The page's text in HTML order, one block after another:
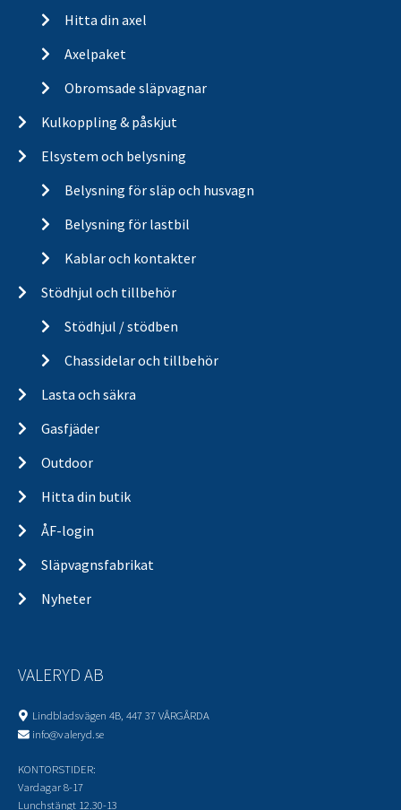
Hitta din axel
Axelpaket
Obromsade släpvagnar
Kulkoppling & påskjut
Elsystem och belysning
Belysning för släp och husvagn
Belysning för lastbil
Kablar och kontakter
Stödhjul och tillbehör
Stödhjul / stödben
Chassidelar och tillbehör
Lasta och säkra
Gasfjäder
Outdoor
Hitta din butik
ÅF-login
Släpvagnsfabrikat
Nyheter
VALERYD AB
Lindbladsvägen 4B, 447 37 VÅRGÅRDA
info@valeryd.se
KONTORSTIDER:
Vardagar 8-17
Lunchstängt 12.30-13